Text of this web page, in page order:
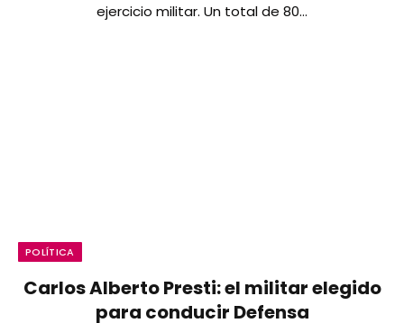
ejercicio militar. Un total de 80…
POLÍTICA
Carlos Alberto Presti: el militar elegido
para conducir Defensa